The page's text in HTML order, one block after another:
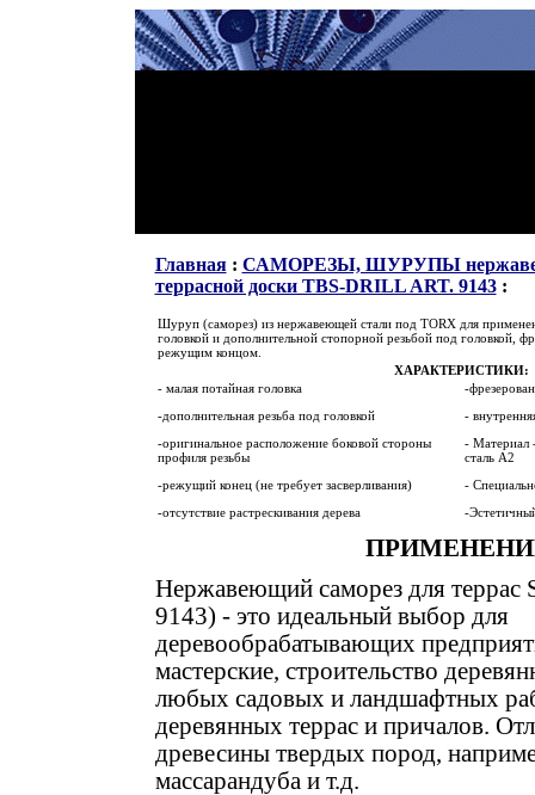
Главная: САМОРЕЗЫ, ШУРУПЫ
террасной доски TBS-DRILL ART. 9143:
Шуруп (саморез) из нержавеющей стали под TORXдля
головкой и дополнительной стопорной резьбой под головкой,
режущим концом.
ХАРАКТЕРИСТИКИ:
- малая потайная головка
-дополнительная резьба под головкой
-оригинальное расположение боковой стороны
профиля резьбы
-режущий конец (не требует засверливания)
-отсутствие растрескивания дерева
-
-
- Материал
сталь А2
-
-
Нержавеющий саморез для террас
9143) - это идеальный выбор для
деревообрабатывающих
мастерские, строительство
любых садовых и ландшафтных
деревянных террас и причалов.
древесины твердых пород,
массарандуба и т.д.